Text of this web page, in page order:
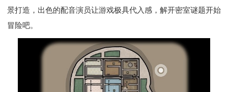
景打造，出色的配音演员让游戏极具代入感，解开密室谜题开始
冒险吧。